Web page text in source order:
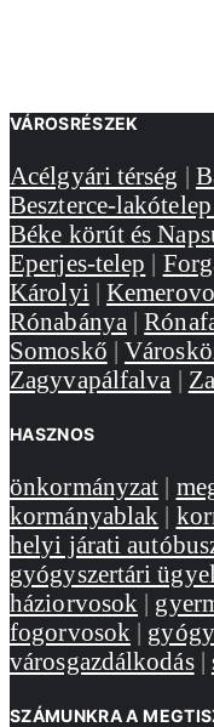
VÁROSRÉSZEK
Acélgyári térség |
Beszterce-
Béke körút és
Eperjes-telep |
Károlyi |Kemerovo
Rónabánya |
Somoskő |
Zagyvapálfalva |
HASZNOS
önkormányzat |
kormányablak |
helyi járati
gyógyszertári
háziorvosok |
fogorvosok |
városgazdálkodás|
SZÁMUNKRA A